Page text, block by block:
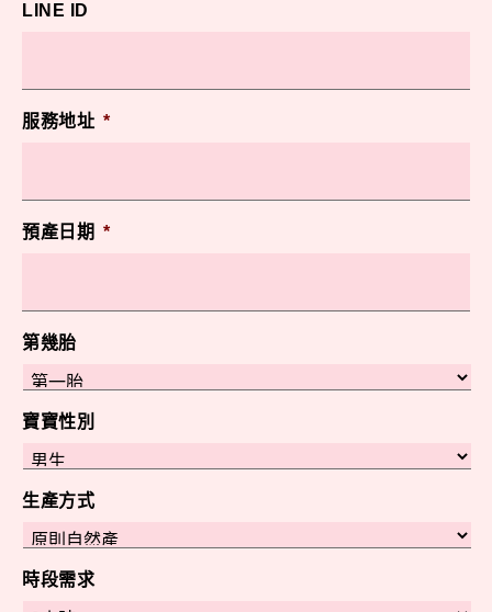
LINE ID
服務地址 *
預產日期 *
第幾胎
寶寶性別
生產方式
時段需求